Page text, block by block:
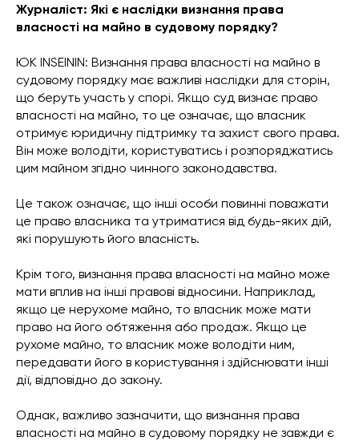
Журналіст: Які є наслідки визнання права
власності на майно в судовому порядку?
ЮК INSEININ: Визнання права власності на майно в
судовому порядку має важливі наслідки для сторін,
що беруть участь у спорі. Якщо суд визнає право
власності на майно, то це означає, що власник
отримує юридичну підтримку та захист свого права.
Він може володіти, користуватись і розпоряджатись
цим майном згідно чинного законодавства.
Це також означає, що інші особи повинні поважати
це право власника та утриматися від будь-яких дій,
які порушують його власність.
Крім того, визнання права власності на майно може
мати вплив на інші правові відносини. Наприклад,
якщо це нерухоме майно, то власник може мати
право на його обтяження або продаж. Якщо це
рухоме майно, то власник може володіти ним,
передавати його в користування і здійснювати інші
дії, відповідно до закону.
Однак, важливо зазначити, що визнання права
власності на майно в судовому порядку не завжди є